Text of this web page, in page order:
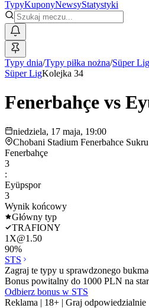
TypyKuponyNewsyStatystyki
Typy dnia/Typy piłka nożna/Süper Lig
Süper LigKolejka 34
Fenerbahçe vs
niedziela, 17 maja, 19:00
Chobani Stadium Fenerbahce
Fenerbahçe
3
:
Eyüpspor
3
Wynik końcowy
Główny typ
TRAFIONY
1X@1.50
90%
STS
Zagraj te typy u sprawdzonego
Bonus powitalny do 1000 PLN na
Odbierz bonus w STS
Reklama | 18+ | Graj odpowiedzialnie